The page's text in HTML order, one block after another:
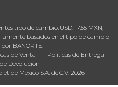
tipo de cambio: USD: 17.55 MXN,
basados en el tipo de cambio
BANORTE.
de Venta
Políticas de Entrega
Devolución
de México S.A. de C.V. 2026